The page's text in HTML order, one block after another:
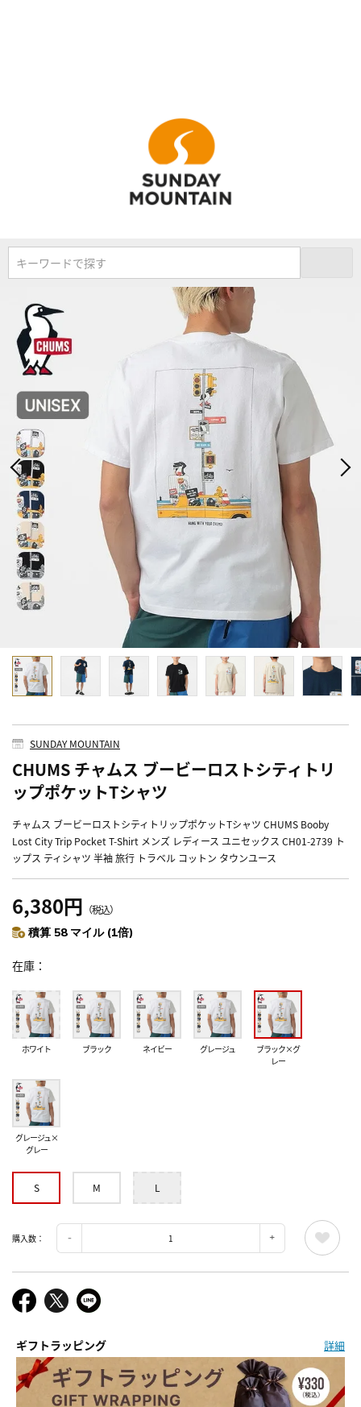
キーワードで探す
SUNDAY MOUNTAIN
CHUMS チャムス ブービーロストシティトリ
ップポケットTシャツ
チャムス ブービーロストシティトリップポケットTシャツ CHUMS Booby
Lost City Trip Pocket T-Shirt メンズ レディース ユニセックス CH01-2739 ト
ップス ティシャツ 半袖 旅行 トラベル コットン タウンユース
6,380円 （税込）
積算 58 マイル (1倍)
在庫
ホワイト ブラック ネイビー グレージュ
ブラック×グ
レー
グレージュ×
グレー
S M L
購入数：
ギフトラッピング 詳細